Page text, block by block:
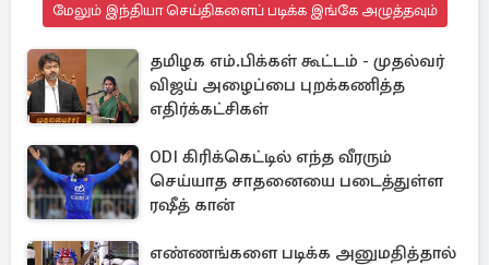
மேலும் இந்தியா செய்திகளைப் படிக்க இங்கே அழுத்தவும்
தமிழக எம்.பிக்கள் கூட்டம் - முதல்வர்
விஜய் அழைப்பை புறக்கணித்த
எதிர்க்கட்சிகள்
ODI கிரிக்கெட்டில் எந்த வீரரும்
செய்யாத சாதனையை படைத்துள்ள
ரஷீத் கான்
எண்ணங்களை படிக்க அனுமதித்தால்